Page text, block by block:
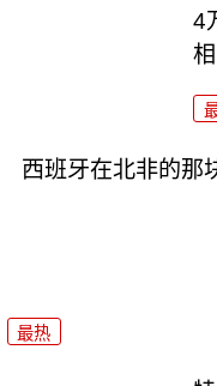
4
西班牙在北非的那
最热